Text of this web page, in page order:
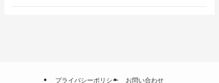
プライバシーポリシー お問い合わせ